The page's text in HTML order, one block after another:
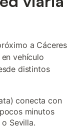
a Cáceres
vehículo
distintos
conecta con
minutos
Sevilla.